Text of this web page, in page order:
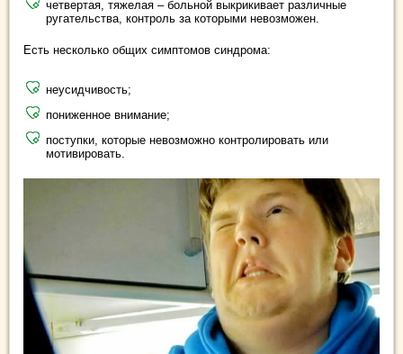
четвертая, тяжелая – больной выкрикивает различные
ругательства, контроль за которыми невозможен.
Есть несколько общих симптомов синдрома:
неусидчивость;
пониженное внимание;
поступки, которые невозможно контролировать или
мотивировать.